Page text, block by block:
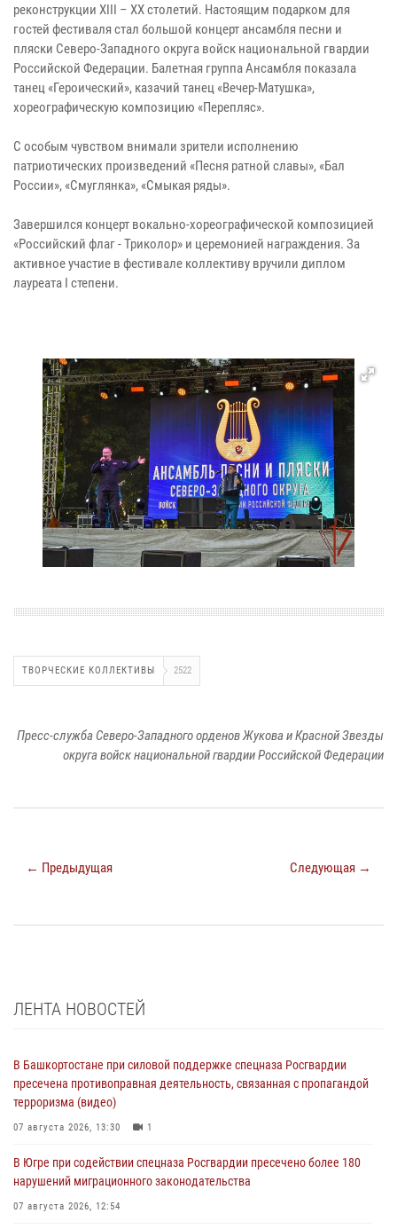
реконструкции XIII – XX столетий. Настоящим подарком для
гостей фестиваля стал большой концерт ансамбля песни и
пляски Северо-Западного округа войск национальной гвардии
Российской Федерации. Балетная группа Ансамбля показала
танец «Героический», казачий танец «Вечер-Матушка»,
хореографическую композицию «Перепляс».
С особым чувством внимали зрители исполнению
патриотических произведений «Песня ратной славы», «Бал
России», «Смуглянка», «Смыкая ряды».
Завершился концерт вокально-хореографической композицией
«Российский флаг - Триколор» и церемонией награждения. За
активное участие в фестивале коллективу вручили диплом
лауреата I степени.
ТВОРЧЕСКИЕ КОЛЛЕКТИВЫ 2522
Пресс-служба Северо-Западного орденов Жукова и Красной Звезды
округа войск национальной гвардии Российской Федерации
← Предыдущая Следующая →
ЛЕНТА НОВОСТЕЙ
В Башкортостане при силовой поддержке спецназа Росгвардии
пресечена противоправная деятельность, связанная с пропагандой
терроризма (видео)
07 августа 2026, 13:30 1
В Югре при содействии спецназа Росгвардии пресечено более 180
нарушений миграционного законодательства
07 августа 2026, 12:54